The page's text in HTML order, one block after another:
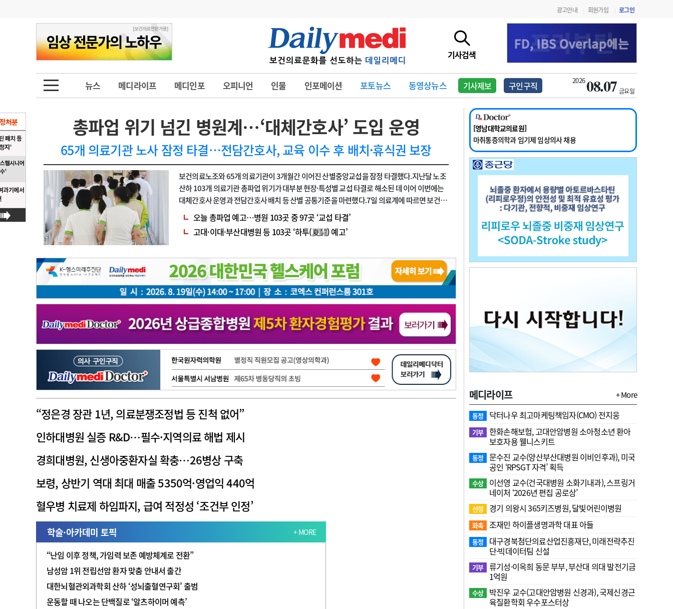
광고안내 회원가입 로그인
기사검색
뉴스 메디라이프 메디인포 오피니언 인물 인포메이션 포토뉴스 동영상뉴스 기사제보 구인구직 202608.07 금요일
금주의 검색어
1
의사인력 수급 추계
2
성분명 처방
3
AI의료
4
전공의 모집 결과
5
의사국시 합격률
6
관리급여 실시
7
지필공 지원책
8
수련환경 개선
9
의과대학 입시
10 약가인하
인사 사고
오피니언 칼럼 수첩
인물 초대석 피플
포토뉴스 포토뉴스
메디 Hospital 지역병원 중소병원
인포메이션 행정처분 판례 유권해석 정책/통계 공시 지침·기준·평가 약제급여 심사 결과
학회·연수강좌 학회/연수강좌
고객센터 회사소개 법적고지 광고안내
총파업 위기 넘긴 병원계…‘대체간호사’ 도입 운영
65개 의료기관 노사 잠정 타결…전담간호사, 교육 이수 후 배치·휴식권 보장
보건의료노조와 65개 의료기관이 3개월간 이어진 산별중앙교섭을 잠정 타결했다.지난달 노조
산하 103개 의료기관 총파업 위기가 대부분 현장·특성별 교섭 타결로 해소된 데 이어 이번에는
대체간호사 운영과 전담간호사 배치 등 산별 공통기준을 마련했다.7일 의료계에 따르면 보건의
료노조는 지난 5일 서울 영등포구 노조 생명홀에서 열린 제6차 보건의료산업 산별중앙교섭에
서 65개
오늘 총파업 예고…병원 103곳 중 97곳 ‘교섭 타결’
고대·이대·부산대병원 등 103곳 ‘하투(夏鬪) 예고’
“정은경 장관 1년, 의료분쟁조정법 등 진척 없어”
인하대병원 실증 R&D…필수·지역의료 해법 제시
경희대병원, 신생아중환자실 확충…26병상 구축
보령, 상반기 역대 최대 매출 5350억·영업익 440억
혈우병 치료제 하임파지, 급여 적정성 ‘조건부 인정’
학술·아카데미 토픽 + MORE
“난임 이후 정책, 가임력 보존 예방체계로 전환”
남성암 1위 전립선암 환자 맞춤 안내서 출간
대한뇌혈관외과학회 산하 ‘성뇌출혈연구회’ 출범
운동할 때 나오는 단백질로 ‘알츠하이머 예측’
[서울아산병원]
2026년 하반기 인턴 모집
[영남대학교의료원]
마취통증의학과 임기제 임상의사 채용
[충남대학교병원]
소아청소년과(소아응급전담) 계약직 의사 공개채용
[동부병원]
계약직(응급의학과 전문의) 직원모집
[이대목동병원]
하반기 전공의(레지던트1년차) 모집
[서울아산병원]
2026년 하반기 인턴 모집
[영남대학교의료원]
마취통증의학과 임기제 임상의사 채용
메디라이프 + More
동정 닥터나우 최고마케팅책임자(CMO) 전지웅
기부 한화손해보험, 고대안암병원 소아청소년 환아
보호자용 웰니스키트
동정
문수진 교수( 양산부산대병원 이비인후과), 미국
공인 ‘RPSGT 자격’ 획득
수상
이선영 교수(건국대병원 소화기내과), 스프링거
네이처 ‘2026년 편집 공로상’
선정 경기 의왕시 365키즈병원, 달빛어린이병원
화촉 조재민 하이플생명과학 대표 아들
동정
대구경북첨단의료산업진흥재단, 미래전략추진
단·빅데이터팀 신설
기부 류기성·이옥희 동문 부부, 부산대 의대 발전기금
1억원
수상
박진우 교수(고대안암병원 신경과), 국제신경근
육질환학회 우수포스터상